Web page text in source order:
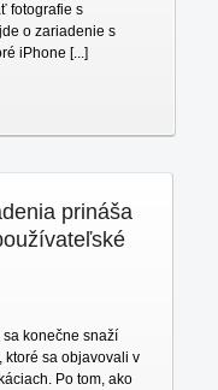
fotografie s
o zariadenie s
iPhone [...]
prináša
sa konečne snaží
ktoré sa objavovali v
Po tom, ako